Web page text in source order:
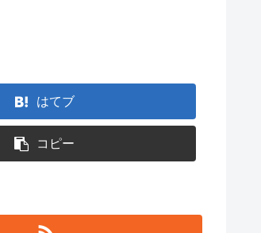
はてブ
コピー